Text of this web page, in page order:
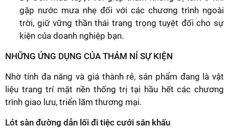
gặp nước mưa nhẹ đối với các chương trình ngoài
trời, giữ vững thần thái trang trọng tuyệt đối cho sự
kiện của doanh nghiệp bạn.
NHỮNG ỨNG DỤNG CỦA THẢM NỈ SỰ KIỆN
Nhờ tính đa năng và giá thành rẻ, sản phẩm đang là vật
liệu trang trí mặt nền thống trị tại hầu hết các chương
trình giao lưu, triển lãm thương mại.
Lót sàn đường dẫn lối đi tiệc cưới sân khấu